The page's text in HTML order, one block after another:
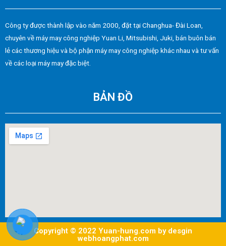
Công ty được thành lập vào năm 2000, đặt tại Changhua- Đài Loan,
chuyên về máy may công nghiệp Yuan Li, Mitsubishi, Juki, bán buôn bán
lẻ các thương hiệu và bộ phận máy may công nghiệp khác nhau và tư vấn
về các loại máy may đặc biệt.
BẢN ĐỒ
Copyright © 2022 Yuan-hung.com by desgin
webhoangphat.com